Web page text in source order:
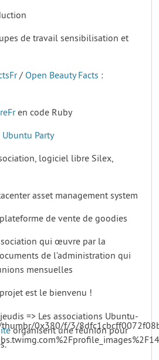
de travail sensibilisation et
/ Open Beauty Facts :
en code Ruby
Ubuntu Party
logiciel libre Silex,
asset management system
de vente de goodies
qui œuvre par la
de l’administration qui
mensuelles
est le bienvenu !
jeudis => Les associations Ubuntu-
organisent une réunion pour